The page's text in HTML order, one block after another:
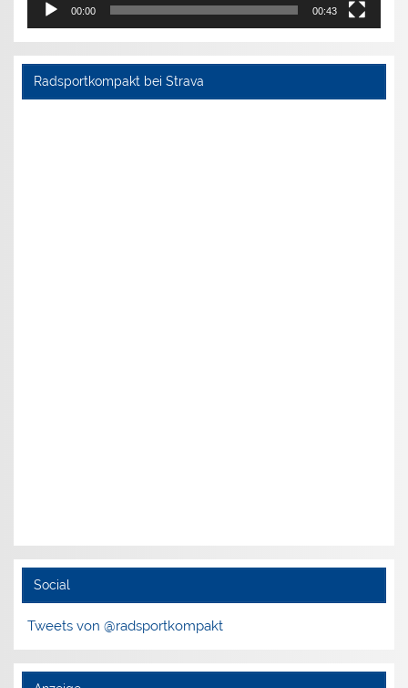
00:00 00:43
Radsportkompakt bei Strava
Social
Tweets von @radsportkompakt